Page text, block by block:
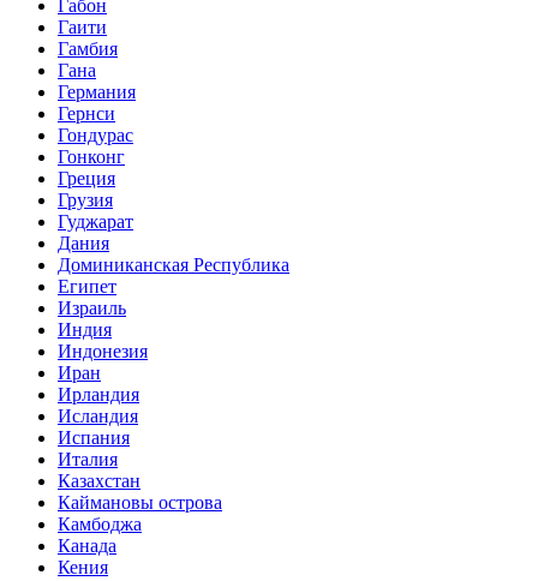
Габон
Гаити
Гамбия
Гана
Германия
Гернси
Гондурас
Гонконг
Греция
Грузия
Гуджарат
Дания
Доминиканская Республика
Египет
Израиль
Индия
Индонезия
Иран
Ирландия
Исландия
Испания
Италия
Казахстан
Каймановы острова
Камбоджа
Канада
Кения